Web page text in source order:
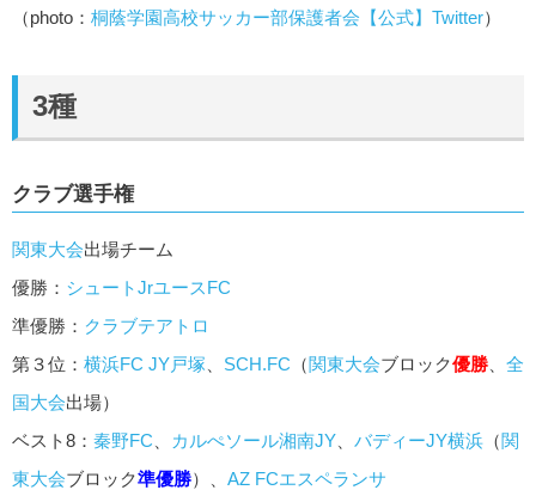
（photo： 桐蔭学園高校サッカー部保護者会【公式】Twitter）
3種
クラブ選手権
関東大会出場チーム
優勝： シュートJrユースFC
準優勝： クラブテアトロ
第３位： 横浜FC JY戸塚 SCH.FC （関東大会ブロック優勝
全
国大会出場）
ベスト8： 秦野FC カルぺソール湘南JY バディーJY横浜 （関
東大会ブロック準優勝）、 AZ FCエスペランサ